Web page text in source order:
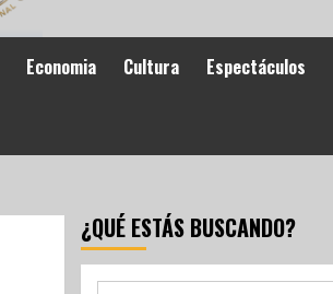
Economia Cultura Espectáculos
¿QUÉ ESTÁS BUSCANDO?